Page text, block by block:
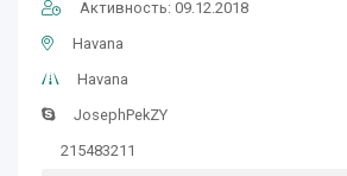
Активность: 09.12.2018
Havana
Havana
JosephPekZY
215483211